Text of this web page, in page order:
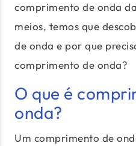
comprimento de onda
meios, temos que
de onda e por que
comprimento de onda?
O que é
onda?
Um comprimento de